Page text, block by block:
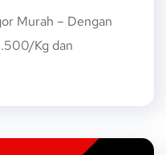
Murah – Dengan
Kg dan